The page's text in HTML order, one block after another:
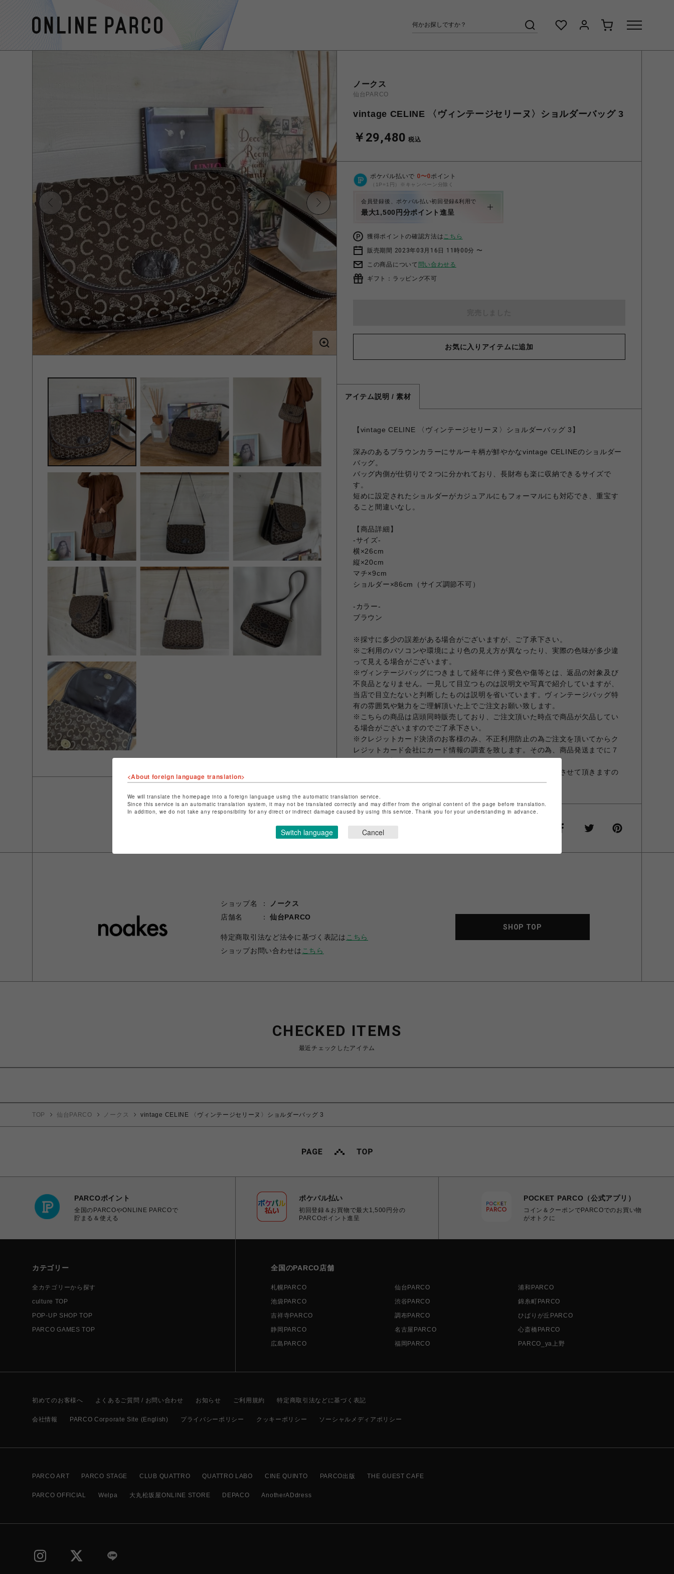
ノークス
仙台PARCO
vintage CELINE 〈ヴィンテージセリーヌ〉ショルダーバッグ 3
￥29,480 税込
ポケパル払いで 0〜0ポイント
（1P=1円）※キャンペーン分除く
会員登録後、ポケパル払い初回登録&利用で
最大1,500円分ポイント進呈
獲得ポイントの確認方法はこちら
販売期間 2023年03月16日 11時00分 〜
この商品について 問い合わせる
ギフト：ラッピング不可
お気に入りアイテムに追加
アイテム説明 / 素材
【vintage CELINE 〈ヴィンテージセリーヌ〉ショルダーバッグ 3】
深みのあるブラウンカラーにサルーキ柄が鮮やかなvintage CELINEのショルダー
バッグ。
バッグ内側が仕切りで２つに分かれており、長財布も楽に収納できるサイズで
す。
短めに設定されたショルダーがカジュアルにもフォーマルにも対応でき、重宝す
ること間違いなし。
【商品詳細】
-サイズ-
横×26cm
縦×20cm
マチ×9cm
ショルダー×86cm（サイズ調節不可）
-カラー-
ブラウン
※採寸に多少の誤差がある場合がございますが、ご了承下さい。
※ご利用のパソコンや環境により色の見え方が異なったり、実際の色味が多少違
って見える場合がございます。
※ヴィンテージバッグにつきまして経年に伴う変色や傷等とは、返品の対象及び
不良品となりません。一見して目立つものは説明文や写真で紹介していますが、
当店で目立たないと判断したものは説明を省いています。ヴィンテージバッグ特
有の雰囲気や魅力をご理解頂いた上でご注文お願い致します。
※こちらの商品は店頭同時販売しており、ご注文頂いた時点で商品が欠品してい
る場合がございますのでご了承下さい。
※クレジットカード決済のお客様のみ、不正利用防止の為ご注文を頂いてからク
レジットカード会社にカード情報の調査を致します。その為、商品発送までに７
商品発送の際に当店よりご本人確認のため、お電話にてご連絡させて頂きますの
でご了承下さい。
シェアする
ショップ名
ノークス
店舗名
仙台PARCO
特定商取引法など法令に基づく表記は こちら
ショップお問い合わせは こちら
SHOP TOP
CHECKED ITEMS
最近チェックしたアイテム
TOP 仙台PARCO ノークス vintage CELINE 〈ヴィンテージセリーヌ〉ショルダーバッグ 3
PARCOポイント
全国のPARCOやONLINE PARCOで
貯まる＆使える
ポケパル払い
初回登録＆お買物で最大1,500円分の
PARCOポイント進呈
POCKET PARCO（公式アプリ）
コイン＆クーポンでPARCOでのお買い物
がオトクに
カテゴリー
全カテゴリーから探す
culture TOP
POP-UP SHOP TOP
PARCO GAMES TOP
全国のPARCO店舗
札幌PARCO 仙台PARCO
浦和PARCO
池袋PARCO
渋谷PARCO
錦糸町PARCO
吉祥寺PARCO
調布PARCO
ひばりが丘PARCO
静岡PARCO
名古屋PARCO
心斎橋PARCO
広島PARCO
福岡PARCO PARCO_ya上野
初めてのお客様へ よくあるご質問 / お問い合わせ お知らせ ご利用規約 特定商取引法などに基づく表記
会社情報 PARCO Corporate Site (English) プライバシーポリシー クッキーポリシー ソーシャルメディアポリシー
PARCO ART PARCO STAGE CLUB QUATTRO QUATTRO LABO CINE QUINTO PARCO出版 THE GUEST CAFE
PARCO OFFICIAL Welpa 大丸松坂屋ONLINE STORE DEPACO AnotherADdress
<About foreign language translation>
We will translate the homepage into a foreign language using the automatic translation service.
Since this service is an automatic translation system, it may not be translated correctly and may differ from the original content of the page before translation.
In addition, we do not take any responsibility for any direct or indirect damage caused by using this service. Thank you for your understanding in advance.
Switch language Cancel